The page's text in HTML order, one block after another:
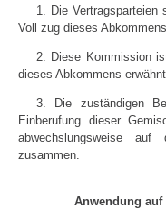
1. Die
Voll zug dieses
2. Diese Kommission
dieses Abkommens
3. Die zuständigen
Einberufung dieser
abwechslungsweise auf
zusammen.
Anwendung